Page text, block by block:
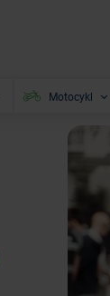
Motocykl